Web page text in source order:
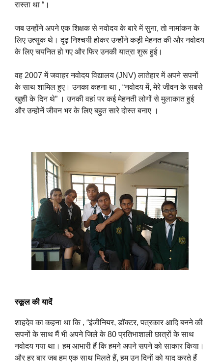
रास्ता था “।
जब उन्होंने अपने एक शिक्षक से नवोदय के बारे में सुना, तो नामांकन के
लिए उत्सुक थे। दृढ़ निश्चयी होकर उन्होंने कड़ी मेहनत की और नवोदय
के लिए चयनित हो गए और फिर उनकी यात्रा शुरू हुई।
वह 2007 में जवाहर नवोदय विद्यालय (JNV) लातेहार में अपने सपनों
के साथ शामिल हुए। उनका कहना था , “नवोदय में, मेरे जीवन के सबसे
खुशी के दिन थे” । उनकी वहां पर कई मेहनती लोगों से मुलाकात हुई
और उन्होनें जीवन भर के लिए बहुत सारे दोस्त बनाए ।
स्कूल की यादें
शाहदेव का कहना था कि , “इंजीनियर, डॉक्टर, पत्रकार आदि बनने की
सपनों के साथ मैं भी अपने जिले के 80 प्रतिभाशाली छात्रों के साथ
नवोदय गया था। हम आभारी हैं कि हमने अपने सपने को साकार किया।
और हर बार जब हम एक साथ मिलते हैं, हम उन दिनों को याद करते हैं